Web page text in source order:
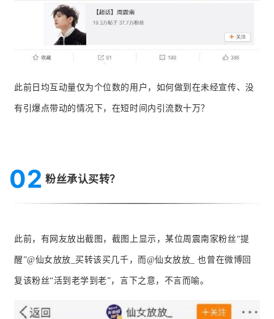
此前日均互动量仅为个位数的用户，如何做到在未经宣传、没
有引爆点带动的情况下，在短时间内引流数十万？
02 粉丝承认买转？
此前，有网友放出截图，截图上显示，某位周震南家粉丝“提
醒”@仙女放放_买转该买几千，而@仙女放放_ 也曾在微博回
复该粉丝“活到老学到老”，言下之意，不言而喻。